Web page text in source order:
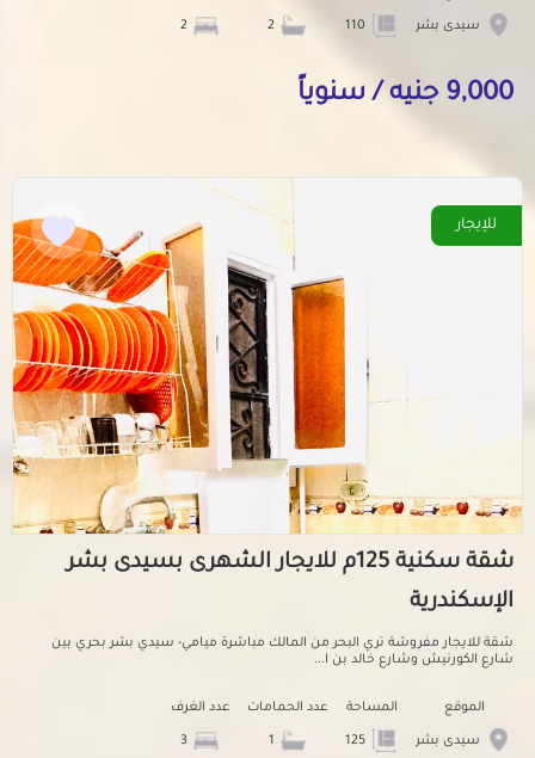
سيدى بشر
9,000 جنيه / سنوياً
للإيجار
شقة سكنية 125م للايجار الشهرى بسيدى بشر
الإسكندرية
شقة للايجار مفروشة تري البحر من المالك مباشرة ميامي- سيدي بشر بحري بين
شارع الكورنيش وشارع خالد بن ا...
الموقع
سيدى بشر
المساحة عدد الحمامات عدد الغرف